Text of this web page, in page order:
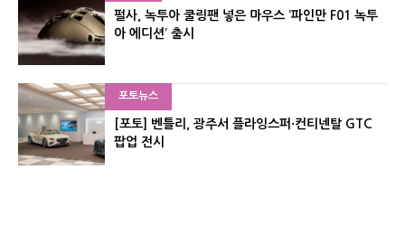
펄사, 녹투아 쿨링팬 넣은 마우스 ‘파인만 F01 녹투
아 에디션’ 출시
포토뉴스
[포토] 벤틀리, 광주서 플라잉스퍼·컨티넨탈 GTC
팝업 전시